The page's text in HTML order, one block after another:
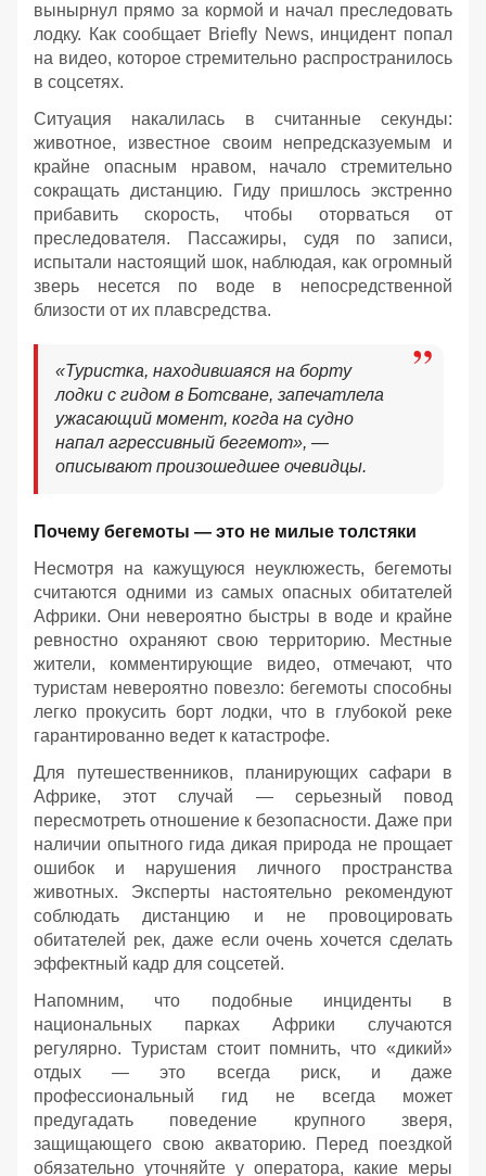
вынырнул прямо за кормой и начал преследовать
лодку. Как сообщает Briefly News, инцидент попал
на видео, которое стремительно распространилось
в соцсетях.
Ситуация накалилась в считанные секунды:
животное, известное своим непредсказуемым и
крайне опасным нравом, начало стремительно
сокращать дистанцию. Гиду пришлось экстренно
прибавить скорость, чтобы оторваться от
преследователя. Пассажиры, судя по записи,
испытали настоящий шок, наблюдая, как огромный
зверь несется по воде в непосредственной
близости от их плавсредства.
«Туристка, находившаяся на борту
лодки с гидом в Ботсване, запечатлела
ужасающий момент, когда на судно
напал агрессивный бегемот», —
описывают произошедшее очевидцы.
Почему бегемоты — это не милые толстяки
Несмотря на кажущуюся неуклюжесть, бегемоты
считаются одними из самых опасных обитателей
Африки. Они невероятно быстры в воде и крайне
ревностно охраняют свою территорию. Местные
жители, комментирующие видео, отмечают, что
туристам невероятно повезло: бегемоты способны
легко прокусить борт лодки, что в глубокой реке
гарантированно ведет к катастрофе.
Для путешественников, планирующих сафари в
Африке, этот случай — серьезный повод
пересмотреть отношение к безопасности. Даже при
наличии опытного гида дикая природа не прощает
ошибок и нарушения личного пространства
животных. Эксперты настоятельно рекомендуют
соблюдать дистанцию и не провоцировать
обитателей рек, даже если очень хочется сделать
эффектный кадр для соцсетей.
Напомним, что подобные инциденты в
национальных парках Африки случаются
регулярно. Туристам стоит помнить, что «дикий»
отдых — это всегда риск, и даже
профессиональный гид не всегда может
предугадать поведение крупного зверя,
защищающего свою акваторию. Перед поездкой
обязательно уточняйте у оператора, какие меры